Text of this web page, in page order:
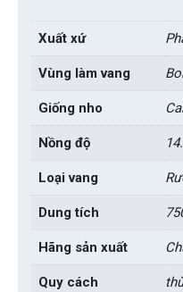
Xuất xứ
Vùng làm vang
Giống nho
Nồng độ
Loại vang
Dung tích
Hãng sản xuất
Quy cách